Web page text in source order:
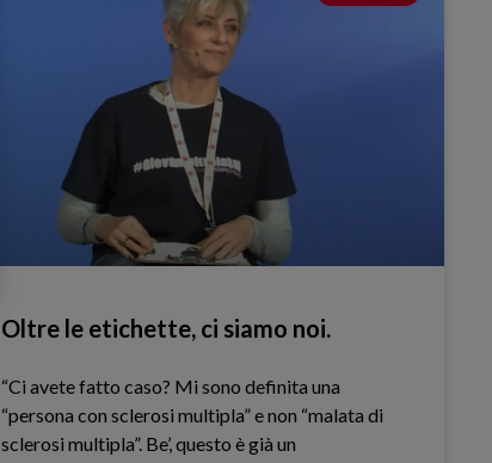
Oltre le etichette, ci siamo noi.
“Ci avete fatto caso? Mi sono definita una
“persona con sclerosi multipla” e non “malata di
sclerosi multipla”. Be’, questo è già un